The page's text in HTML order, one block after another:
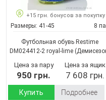
+15 грн. бонусов за покупку
Размеры: 41-45 8
Футбольная обувь Restime
DM024412-2 royal-lime
Цена за пару
950 грн.
Цена за ящик
7 608 грн.
Купить Подробнее